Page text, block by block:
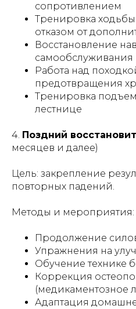
сопротивлением
Тренировка
отказом от
Восстановление
самообслуживания
Работа над
предотвращения
Тренировка
лестнице
4. Поздний
месяцев и далее)
Цель: закрепление
повторных падений.
Методы и мероприятия:
Продолжение
Упражнения на
Обучение технике
Коррекция
(медикаментозное
Адаптация